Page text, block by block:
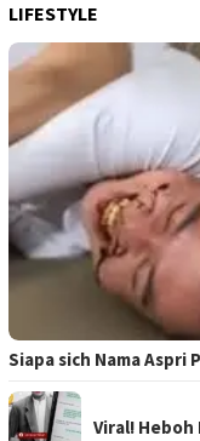
LIFESTYLE
Siapa sich Nama
Viral!